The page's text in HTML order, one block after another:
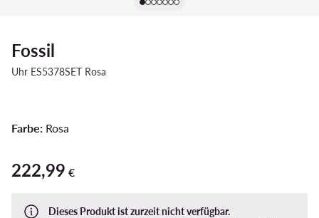
Fossil
Uhr ES5378SET Rosa
Farbe: Rosa
222,99 €
222,99 €
Dieses Produkt ist zurzeit nicht verfügbar.